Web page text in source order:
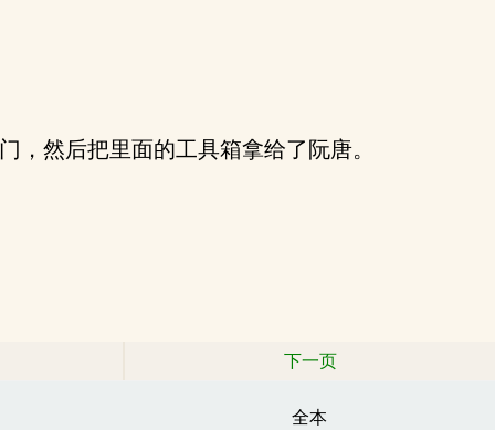
然后把里面的工具箱拿给了阮唐。
下一页
全本